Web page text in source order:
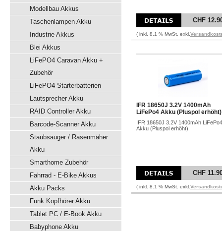
Modellbau Akkus
Taschenlampen Akku
Industrie Akkus
Blei Akkus
LiFePO4 Caravan Akku +
Zubehör
LiFePO4 Starterbatterien
Lautsprecher Akku
RAID Controller Akku
Barcode-Scanner Akku
Staubsauger / Rasenmäher
Akku
Smarthome Zubehör
Fahrrad - E-Bike Akkus
Akku Packs
Funk Kopfhörer Akku
Tablet PC / E-Book Akku
Babyphone Akku
CHF
( inkl. 8.1 % MwSt. exkl.
IFR 18650J 3.2V 1400mAh
LiFePo4 Akku (Pluspol erhöht)
IFR 18650J 3.2V 1400mAh LiFePo4
Akku (Pluspol erhöht)
CHF
( inkl. 8.1 % MwSt. exkl.